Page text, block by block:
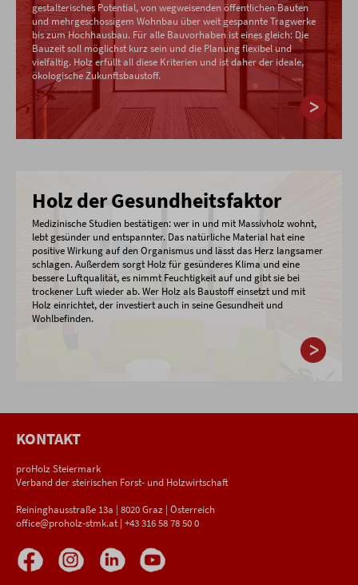
gestalterisches Potential, von wegweisenden öffentlichen Bauten
und mehrgeschossigem Wohnbau über weit gespannte Tragwerke
bis zum Hochhausbau. Für alle Bauvorhaben ist eines gleich: Die
Bauzeit soll möglichst kurz sein und die Planung flexibel und
vielfältig. Holz erfüllt all diese Kriterien und ist daher der ideale,
ökologische Zukunftsbaustoff.
Holz der Gesundheitsfaktor
Medizinische Studien bestätigen: wer in und mit Massivholz wohnt,
lebt gesünder und entspannter. Das natürliche Material hat eine
positive Wirkung auf den Organismus und lässt das Herz langsamer
schlagen. Außerdem sorgt Holz für gesünderes Klima und eine
bessere Luftqualität, es nimmt Feuchtigkeit auf und gibt sie bei
trockener Luft wieder ab. Wer Holz als Baustoff einsetzt und mit
Holz einrichtet, der investiert auch in seine Gesundheit und
Wohlbefinden.
KONTAKT
proHolz Steiermark
Verband der steirischen Forst- und Holzwirtschaft
Reininghausstraße 13a | 8020 Graz | Österreich
office@proholz-stmk.at | +43 316 58 78 50 0